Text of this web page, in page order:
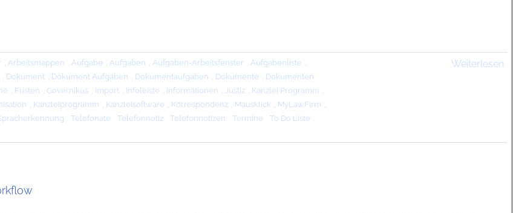
, Arbeitsmappen , Aufgabe , Aufgaben , Aufgaben-Arbeitsfenster , Aufgabenliste ,
, Dokument , Dokument Aufgaben , Dokumentaufgaben , Dokumente , Dokumenten
, Fristen , Governikus , Import , Infoleiste , Informationen , Justiz , Kanzlei Programm ,
, Kanzleiprogramm , Kanzleisoftware , Korrespondenz , Mausklick , MyLawFirm ,
, Telefonate , Telefonnotiz , Telefonnotizen , Termine , To Do Liste ,
Weiterlesen